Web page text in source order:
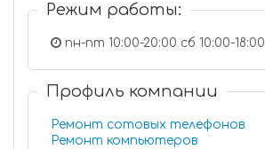
Режим работы:
пн-пт 10:00-20:00 сб 10:00-18:00
Профиль компании
Ремонт сотовых телефонов
Ремонт компьютеров